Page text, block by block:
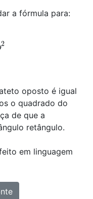
a fórmula para:
oposto é igual
o quadrado do
de que a
retângulo.
em linguagem